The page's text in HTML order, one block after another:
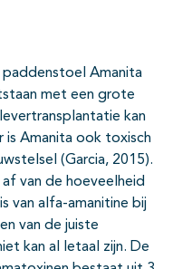
paddenstoel Amanita
met een grote
kan
Amanita ook toxisch
(Garcia, 2015).
van de hoeveelheid
van alfa-amanitine bij
van de juiste
kan al letaal zijn. De